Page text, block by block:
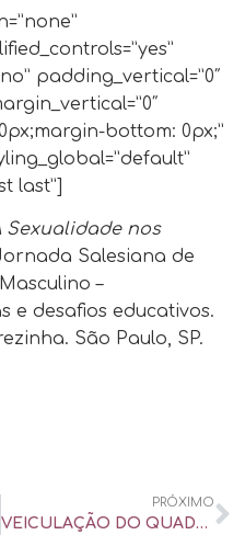
padding_vertical=”0″
bottom: 0px;”
last”]
Sexualidade nos
Salesiana de
–
e desafios educativos.
São Paulo, SP.
PRÓXIMO
VEICULAÇÃO DO QUADRO BELEZA RENOVADA – PROGRAMA DA ELIANA – SBT